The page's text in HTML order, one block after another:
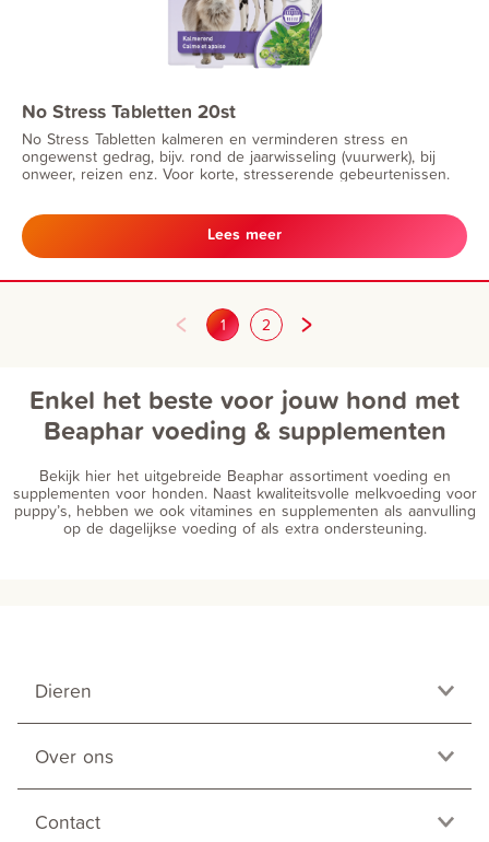
No Stress Tabletten 20st
No Stress Tabletten kalmeren en verminderen stress en
ongewenst gedrag, bijv. rond de jaarwisseling (vuurwerk), bij
onweer, reizen enz. Voor korte, stresserende gebeurtenissen.
Lees meer
1 2
Enkel het beste voor jouw hond met
Beaphar voeding & supplementen
Bekijk hier het uitgebreide Beaphar assortiment voeding en
supplementen voor honden. Naast kwaliteitsvolle melkvoeding voor
puppy’s, hebben we ook vitamines en supplementen als aanvulling
op de dagelijkse voeding of als extra ondersteuning.
Dieren
Over ons
Contact